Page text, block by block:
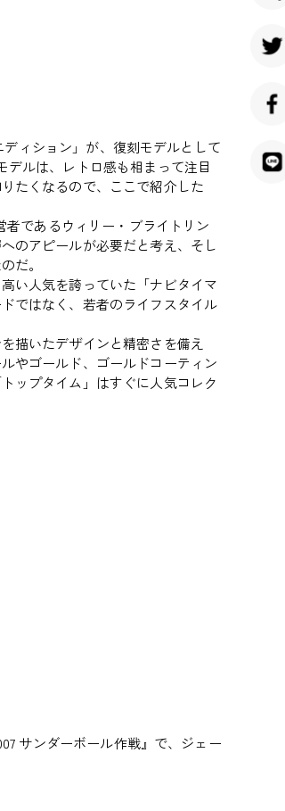
ィション」が、復刻モデルとして
ルは、レトロ感も相まって注目
たくなるので、ここで紹介した
であるウィリー・ブライトリン
のアピールが必要だと考え、そし
だ。
い人気を誇っていた「ナビタイマ
ではなく、若者のライフスタイル
描いたデザインと精密さを備え
やゴールド、ゴールドコーティン
ップタイム」はすぐに人気コレク
サンダーボール作戦』で、ジェー